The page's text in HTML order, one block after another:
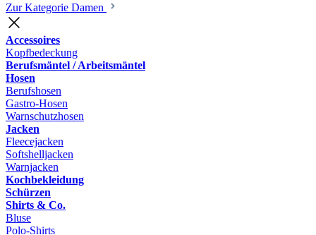
Zur Kategorie Damen
Accessoires
Kopfbedeckung
Berufsmäntel / Arbeitsmäntel
Hosen
Berufshosen
Gastro-Hosen
Warnschutzhosen
Jacken
Fleecejacken
Softshelljacken
Warnjacken
Kochbekleidung
Schürzen
Shirts & Co.
Bluse
Polo-Shirts